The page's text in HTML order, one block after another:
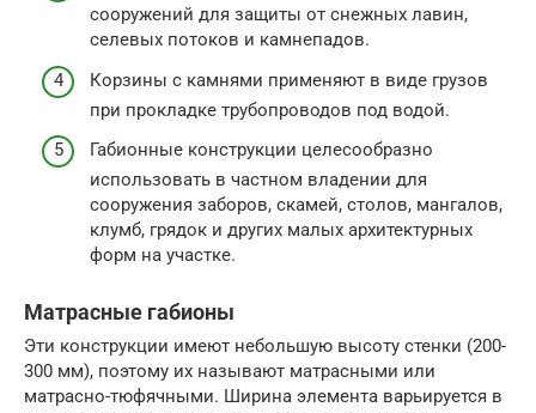
сооружений для защиты от снежных лавин,
селевых потоков и камнепадов.
Корзины с камнями применяют в виде грузов
при прокладке трубопроводов под водой.
Габионные конструкции целесообразно
использовать в частном владении для
сооружения заборов, скамей, столов, мангалов,
клумб, грядок и других малых архитектурных
форм на участке.
Матрасные габионы
Эти конструкции имеют небольшую высоту стенки (200-
300 мм), поэтому их называют матрасными или
матрасно-тюфячными. Ширина элемента варьируется в